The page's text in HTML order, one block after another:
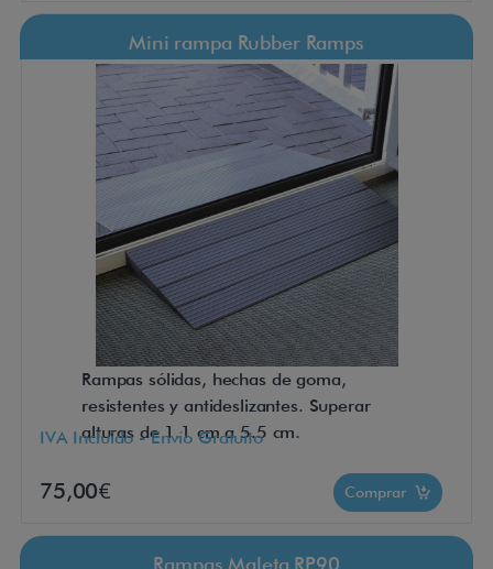
Mini rampa Rubber Ramps
Rampas sólidas, hechas de goma,
resistentes y antideslizantes. Superar
alturas de 1.1 cm a 5.5 cm.
IVA Incluido - Envío Gratuito
75,00€ Comprar
Rampas Maleta RP90